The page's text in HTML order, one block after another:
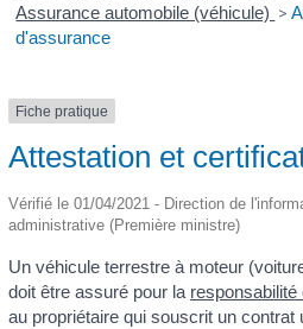
Assurance automobile (véhicule) >
d'assurance
Fiche pratique
Attestation et
Vérifié le 01/04/2021 - Direction de
administrative (Première ministre)
Un véhicule terrestre à moteur
doit être assuré pour la responsabilité
au propriétaire qui souscrit un contrat